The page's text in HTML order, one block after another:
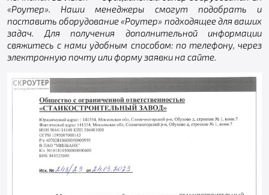
«Роутер». Наши менеджеры смогут подобрать и
поставить оборудование «Роутер» подходящее для ваших
задач. Для получения дополнительной информации
свяжитесь с нами удобным способом: по телефону, через
электронную почту или форму заявки на сайте.